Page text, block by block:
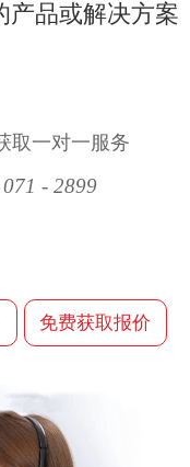
产品或解决方案
取一对一服务
- 2899
免费获取报价